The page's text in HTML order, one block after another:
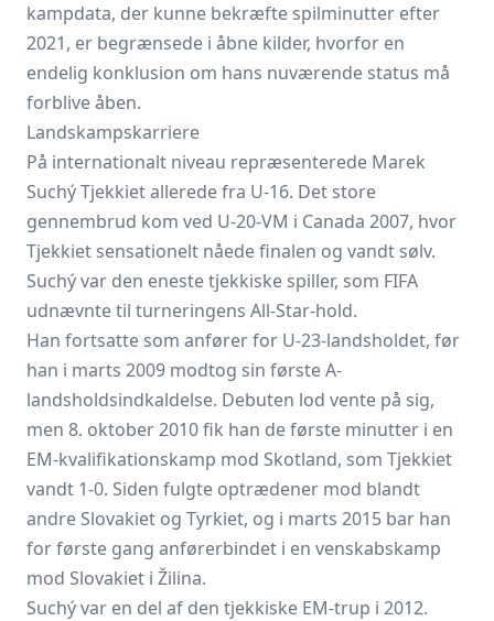
kampdata, der kunne bekræfte spilminutter efter
2021, er begrænsede i åbne kilder, hvorfor en
endelig konklusion om hans nuværende status må
forblive åben.
Landskampskarriere
På internationalt niveau repræsenterede Marek
Suchý Tjekkiet allerede fra U-16. Det store
gennembrud kom ved U-20-VM i Canada 2007, hvor
Tjekkiet sensationelt nåede finalen og vandt sølv.
Suchý var den eneste tjekkiske spiller, som FIFA
udnævnte til turneringens All-Star-hold.
Han fortsatte som anfører for U-23-landsholdet, før
han i marts 2009 modtog sin første A-
landsholdsindkaldelse. Debuten lod vente på sig,
men 8. oktober 2010 fik han de første minutter i en
EM-kvalifikationskamp mod Skotland, som Tjekkiet
vandt 1-0. Siden fulgte optrædener mod blandt
andre Slovakiet og Tyrkiet, og i marts 2015 bar han
for første gang anførerbindet i en venskabskamp
mod Slovakiet i Žilina.
Suchý var en del af den tjekkiske EM-trup i 2012.